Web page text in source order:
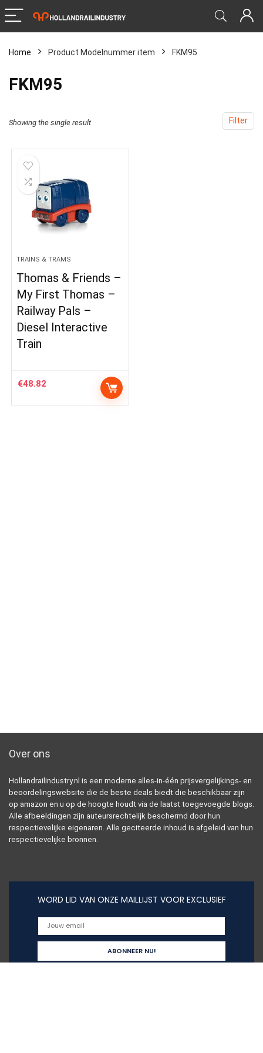
Home Product Modelnummer item ‎FKM95
‎FKM95
Filter
Showing the single result
TRAINS & TRAMS
Thomas & Friends –
My First Thomas –
Railway Pals –
Diesel Interactive
Train
€48.82
Over ons
Hollandrailindustry.nl is een moderne alles-in-één prijsvergelijkings- en
beoordelingswebsite die de beste deals biedt die beschikbaar zijn
op amazon en u op de hoogte houdt via de laatst toegevoegde blogs.
Alle afbeeldingen zijn auteursrechtelijk beschermd door hun
respectievelijke eigenaren. Alle geciteerde inhoud is afgeleid van hun
respectievelijke bronnen.
WORD LID VAN ONZE MAILLIJST VOOR EXCLUSIEF